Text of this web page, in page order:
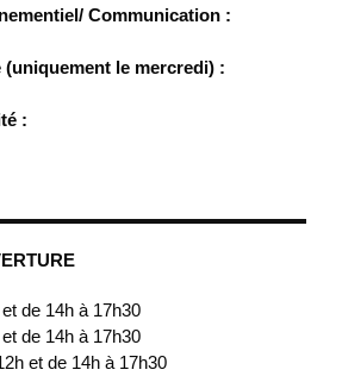
Communication :
le mercredi) :
:
de 14h à 17h30
de 14h à 17h30
et de 14h à 17h30